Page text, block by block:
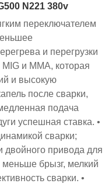
N221 380v
переключателем
и перегрузки
и MMA, которая
и высокую
после сварки,
подача
успешная ставка. •
сварки;
двойного привода для
меньше брызг, мелкий
сварки. •